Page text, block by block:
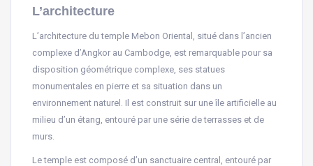
L’architecture
L’architecture du temple Mebon Oriental, situé dans l’ancien
complexe d’Angkor au Cambodge, est remarquable pour sa
disposition géométrique complexe, ses statues
monumentales en pierre et sa situation dans un
environnement naturel. Il est construit sur une île artificielle au
milieu d’un étang, entouré par une série de terrasses et de
murs.
Le temple est composé d’un sanctuaire central, entouré par